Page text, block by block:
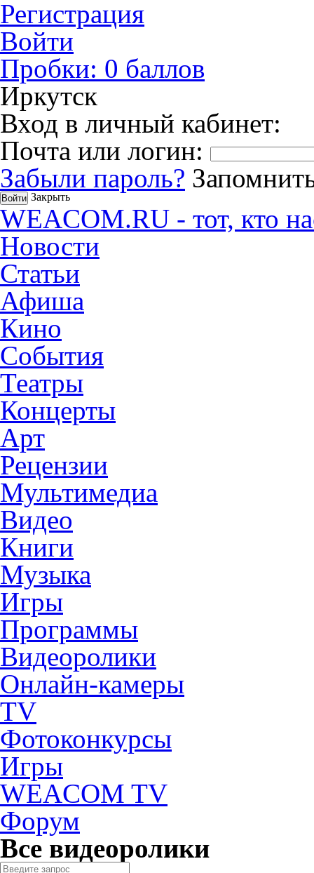
Регистрация
Войти
Пробки: 0 баллов
Иркутск
Вход в личный кабинет:
Почта или логин:
Забыли пароль?
Закрыть
WEACOM.RU - тот, кто
Новости
Статьи
Афиша
Кино
События
Театры
Концерты
Арт
Рецензии
Мультимедиа
Видео
Книги
Музыка
Игры
Программы
Видеоролики
Онлайн-камеры
TV
Фотоконкурсы
Игры
WEACOM TV
Форум
Все видеоролики